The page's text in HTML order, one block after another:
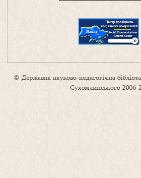
© Державна науково-педагогічна
Сухомлинського 2006-